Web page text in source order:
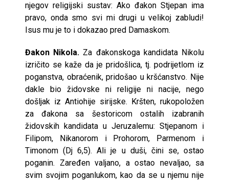
njegov religijski sustav: Ako đakon Stjepan ima
pravo, onda smo svi mi drugi u velikoj zabludi!
Isus mu je to i dokazao pred Damaskom.
Đakon Nikola. Za đakonskoga kandidata Nikolu
izričito se kaže da je pridošlica, tj. podrijetlom iz
poganstva, obraćenik, pridošao u kršćanstvo. Nije
dakle bio židovske ni religije ni nacije, nego
došljak iz Antiohije sirijske. Kršten, rukopoložen
za đakona sa šestoricom ostalih izabranih
židovskih kandidata u Jeruzalemu: Stjepanom i
Filipom, Nikanorom i Prohorom, Parmenom i
Timonom (Dj 6,5). Ali je u duši, čini se, ostao
poganin. Zaređen valjano, a ostao nevaljao, sa
svim svojim poganlukom, kao da se u njemu nije